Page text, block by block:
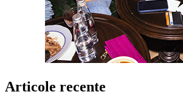
Articole recente